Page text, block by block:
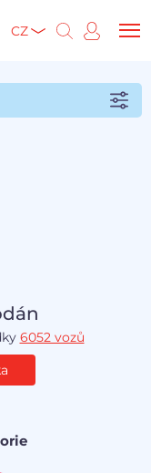
CZ
6052 vozů